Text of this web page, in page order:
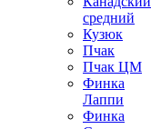
средний
Кузюк
Пчак
Пчак ЦМ
Финка
Лаппи
Финка